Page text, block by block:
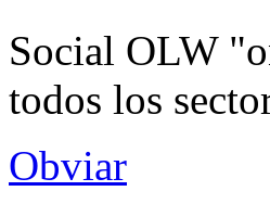
Social OLW
todos los
Obviar